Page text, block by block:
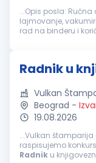
...Opis posla:
lajmovanje,
Radnik u
Vulkan
Beograd -
19.08.2026
...Vulkan
raspisujemo
Radnik u